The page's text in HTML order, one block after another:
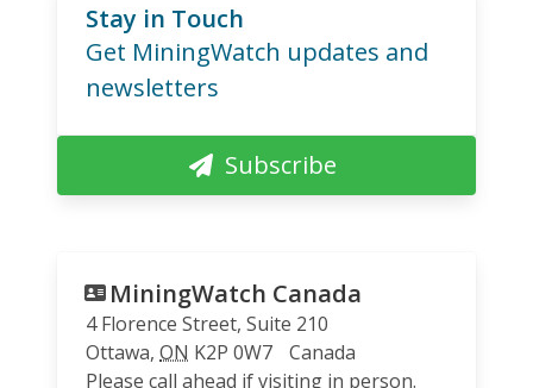
Stay in Touch
Get MiningWatch updates and
newsletters
Subscribe
MiningWatch Canada
4 Florence Street, Suite 210
Ottawa, ON K2P 0W7
Canada
Please call ahead if visiting in person.